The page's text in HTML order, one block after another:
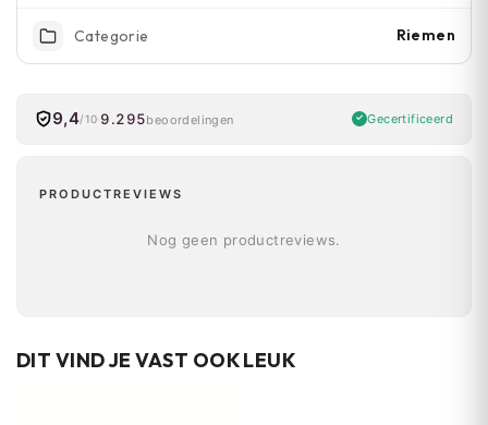
Categorie Riemen
9,4/10 9.295beoordelingen Gecertificeerd
PRODUCTREVIEWS
Nog geen productreviews.
DIT VIND JE VAST OOK LEUK